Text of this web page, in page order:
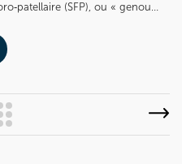
(SFP), ou « genou…